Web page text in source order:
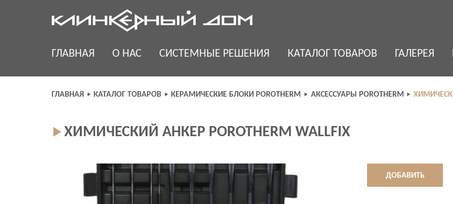
ГЛАВНАЯ О НАС СИСТЕМНЫЕ РЕШЕНИЯ КАТАЛОГ ТОВАРОВ ГАЛЕРЕЯ
ГЛАВНАЯ КАТАЛОГ ТОВАРОВ КЕРАМИЧЕСКИЕ БЛОКИ POROTHERM АКСЕСCУАРЫ POROTHERM
ХИМИЧЕСКИЙ АНКЕР POROTHERM WALLFIX
ДОБАВИТЬ